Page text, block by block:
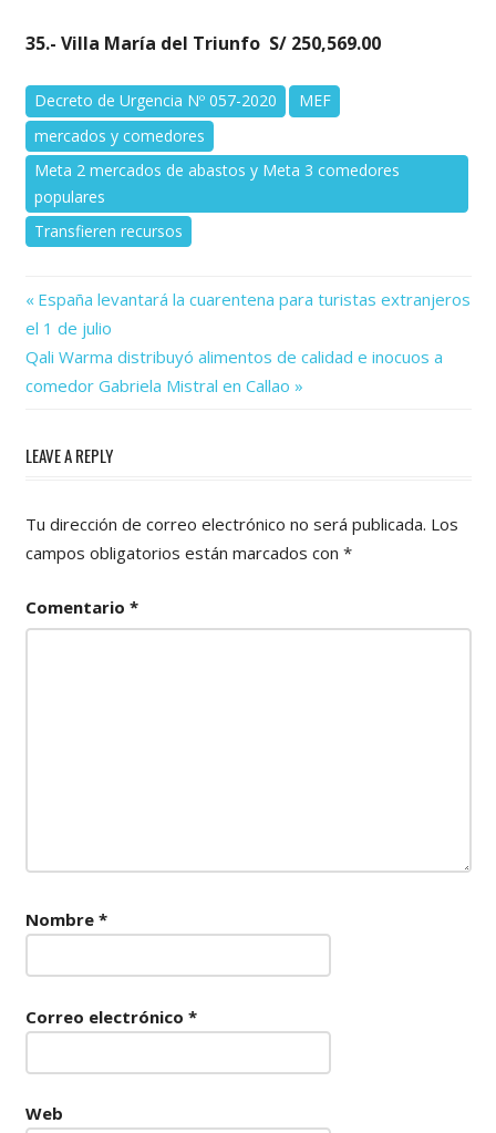
35.- Villa María del Triunfo S/ 250,569.00
Decreto de Urgencia Nº 057-2020
MEF
mercados y comedores
Meta 2 mercados de abastos y Meta 3 comedores
populares
Transfieren recursos
Navegación
de
entradas
Previous
Post:
España levantará la cuarentena para turistas extranjeros
el 1 de julio
Next
Post:
Qali Warma distribuyó alimentos de calidad e inocuos a
comedor Gabriela Mistral en Callao
LEAVE A REPLY
Tu dirección de correo electrónico no será publicada. Los
campos obligatorios están marcados con *
Comentario *
Nombre *
Correo electrónico *
Web